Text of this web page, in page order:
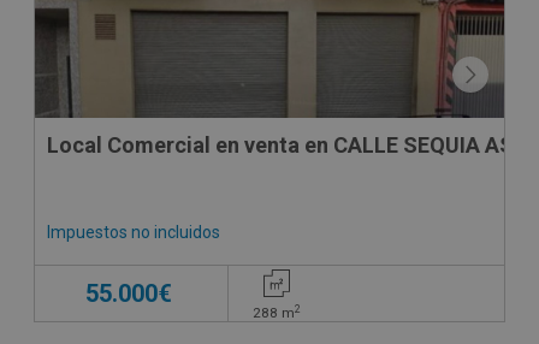
Local Comercial en venta en CALLE SEQUIA
Impuestos no incluidos
55.000€
288 m2